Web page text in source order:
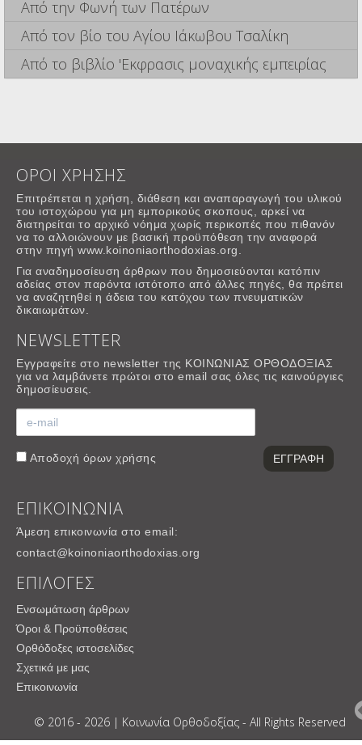
Από την Φωνή των Πατέρων
Από τον βίο του Αγίου Ιάκωβου Τσαλίκη
Από το βιβλίο 'Εκφρασις μοναχικής εμπειρίας
ΟΡΟΙ ΧΡΗΣΗΣ
Επιτρέπεται η χρήση, διάθεση και αναπαραγωγή του υλικού
του ιστοχώρου για μη εμπορικούς σκοπους, αρκεί να
διατηρείται το αρχικό νόημα χωρίς περικοπές που πιθανόν
να το αλλοιώνουν με βασική προϋπόθεση την αναφορά
στην πηγή www.koinoniaorthodoxias.org.
Για αναδημοσίευση άρθρων που δημοσιεύονται κατόπιν
αδείας στον παρόντα ιστότοπο από άλλες πηγές, θα πρέπει
να αναζητηθεί η άδεια του κατόχου των πνευματικών
δικαιωμάτων.
NEWSLETTER
Εγγραφείτε στο newsletter της ΚΟΙΝΩΝΙΑΣ ΟΡΘΟΔΟΞΙΑΣ
για να λαμβάνετε πρώτοι στο email σας όλες τις καινούργιες
δημοσίευσεις.
Αποδοχή όρων χρήσης
ΕΠΙΚΟΙΝΩΝΙΑ
Άμεση επικοινωνία στο email:
contact@koinoniaorthodoxias.org
ΕΠΙΛΟΓΕΣ
Ενσωμάτωση άρθρων
Όροι & Προϋποθέσεις
Ορθόδοξες ιστοσελίδες
Σχετικά με μας
Επικοινωνία
© 2016 - 2026 | Κοινωνία Ορθοδοξίας - All Rights Reserved